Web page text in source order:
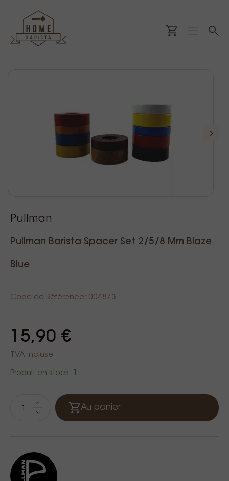
Pullman
Pullman Barista Spacer Set 2/5/8 Mm Blaze
Blue
Code de Référence: 004873
15,90 €
TVA incluse
Produit en stock: 1
Au panier